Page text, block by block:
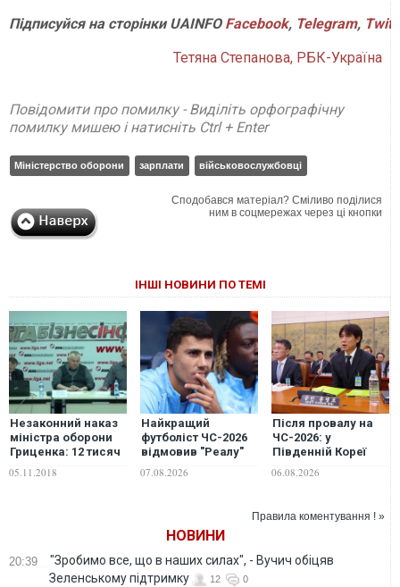
ПідписуйсянасторінкиUAINFO Facebook, Telegram,
Тетяна Степанова, РБК-Україна
Повідомити про помилку - Виділіть орфографічну
помилку мишею і натисніть Ctrl + Enter
Міністерство оборони зарплати військовослужбовці
Сподобався матеріал? Сміливо поділися
ним в соцмережах через ці кнопки
ІНШІ НОВИНИ ПО ТЕМІ
Незаконний наказ
міністра оборони
Гриценка: 12 тисяч
сімей
військовослужбовців
05.11.2018
Найкращий
футболіст ЧС-2026
відмовив "Реалу"
заради переходу в
"Барселону"
07.08.2026
Після провалу на
ЧС-2026: у
Південній Кореї
розслідують
призначення
06.08.2026
Правила коментування ! »
НОВИНИ
20:39
"Зробимо все, що в наших силах", - Вучич обіцяв
Зеленському підтримку
12 0